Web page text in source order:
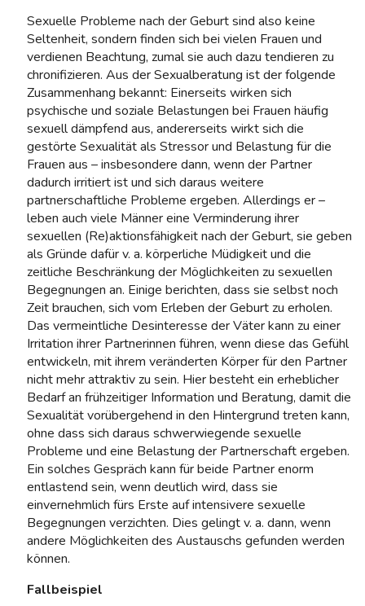
Sexuelle Probleme nach der Geburt sind also keine
Seltenheit, sondern finden sich bei vielen Frauen und
verdienen Beachtung, zumal sie auch dazu tendieren zu
chronifizieren. Aus der Sexualberatung ist der folgende
Zusammenhang bekannt: Einerseits wirken sich
psychische und soziale Belastungen bei Frauen häufig
sexuell dämpfend aus, andererseits wirkt sich die
gestörte Sexualität als Stressor und Belastung für die
Frauen aus – insbesondere dann, wenn der Partner
dadurch irritiert ist und sich daraus weitere
partnerschaftliche Probleme ergeben. Allerdings er –
leben auch viele Männer eine Verminderung ihrer
sexuellen (Re)aktionsfähigkeit nach der Geburt, sie geben
als Gründe dafür v. a. körperliche Müdigkeit und die
zeitliche Beschränkung der Möglichkeiten zu sexuellen
Begegnungen an. Einige berichten, dass sie selbst noch
Zeit brauchen, sich vom Erleben der Geburt zu erholen.
Das vermeintliche Desinteresse der Väter kann zu einer
Irritation ihrer Partnerinnen führen, wenn diese das Gefühl
entwickeln, mit ihrem veränderten Körper für den Partner
nicht mehr attraktiv zu sein. Hier besteht ein erheblicher
Bedarf an frühzeitiger Information und Beratung, damit die
Sexualität vorübergehend in den Hintergrund treten kann,
ohne dass sich daraus schwerwiegende sexuelle
Probleme und eine Belastung der Partnerschaft ergeben.
Ein solches Gespräch kann für beide Partner enorm
entlastend sein, wenn deutlich wird, dass sie
einvernehmlich fürs Erste auf intensivere sexuelle
Begegnungen verzichten. Dies gelingt v. a. dann, wenn
andere Möglichkeiten des Austauschs gefunden werden
können.
Fallbeispiel